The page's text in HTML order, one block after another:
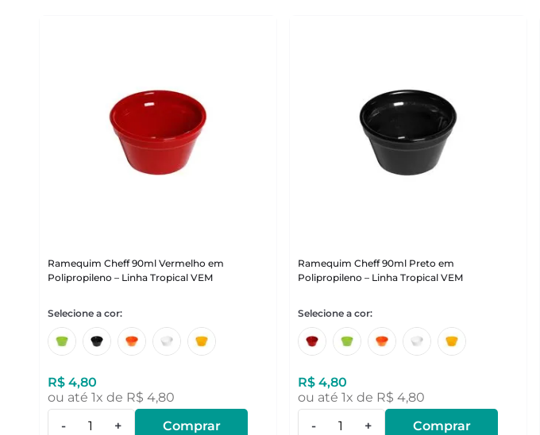
Ramequim Cheff 90ml Vermelho em
Polipropileno – Linha Tropical VEM
R$ 4,80
ou até1x de R$ 4,80
-
+ Comprar
Ramequim Cheff 90ml Preto em
Polipropileno – Linha Tropical VEM
R$ 4,80
ou até1x de R$ 4,80
-
+ Comprar